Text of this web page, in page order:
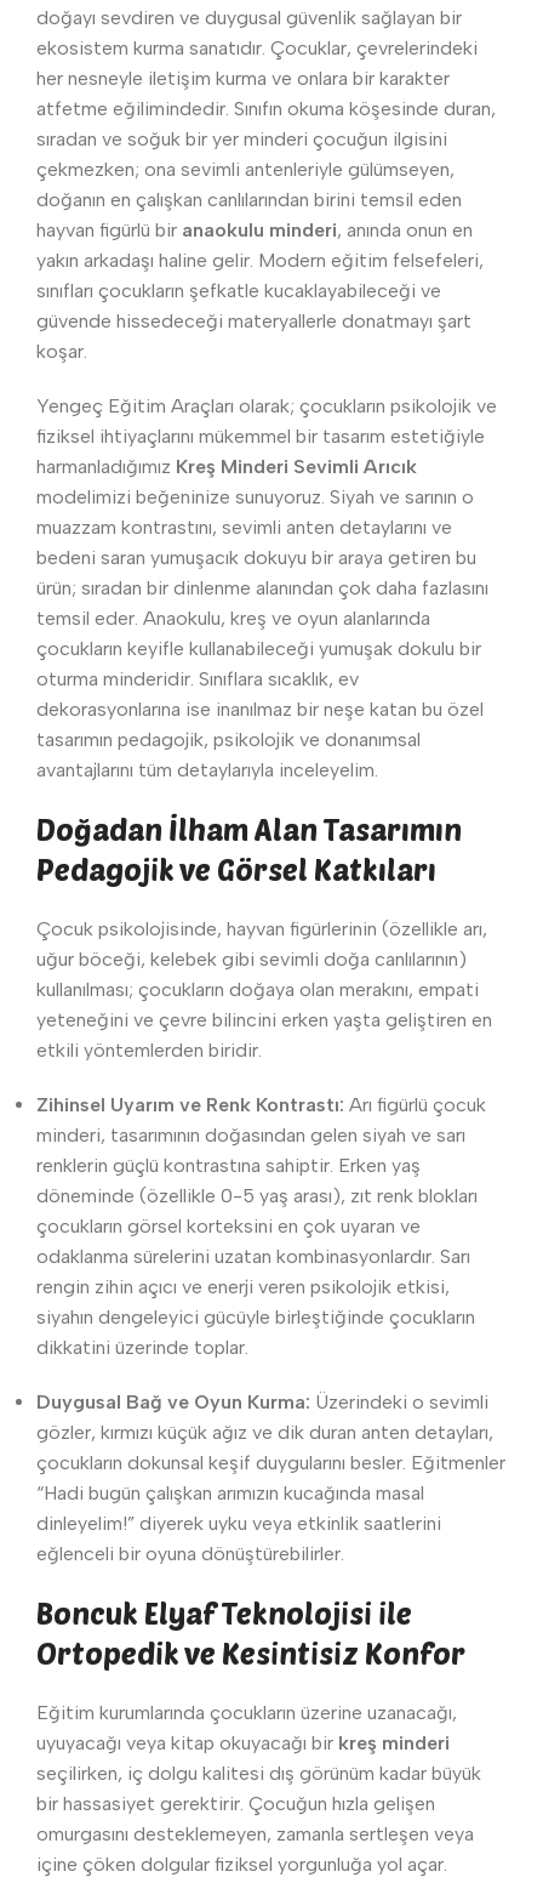
doğayı sevdiren ve duygusal güvenlik sağlayan bir
ekosistem kurma sanatıdır. Çocuklar, çevrelerindeki
her nesneyle iletişim kurma ve onlara bir karakter
atfetme eğilimindedir. Sınıfın okuma köşesinde duran,
sıradan ve soğuk bir yer minderi çocuğun ilgisini
çekmezken; ona sevimli antenleriyle gülümseyen,
doğanın en çalışkan canlılarından birini temsil eden
hayvan figürlü bir anaokulu minderi, anında onun en
yakın arkadaşı haline gelir. Modern eğitim felsefeleri,
sınıfları çocukların şefkatle kucaklayabileceği ve
güvende hissedeceği materyallerle donatmayı şart
koşar.
Yengeç Eğitim Araçları olarak; çocukların psikolojik ve
fiziksel ihtiyaçlarını mükemmel bir tasarım estetiğiyle
harmanladığımız Kreş Minderi Sevimli Arıcık
modelimizi beğeninize sunuyoruz. Siyah ve sarının o
muazzam kontrastını, sevimli anten detaylarını ve
bedeni saran yumuşacık dokuyu bir araya getiren bu
ürün; sıradan bir dinlenme alanından çok daha fazlasını
temsil eder. Anaokulu, kreş ve oyun alanlarında
çocukların keyifle kullanabileceği yumuşak dokulu bir
oturma minderidir. Sınıflara sıcaklık, ev
dekorasyonlarına ise inanılmaz bir neşe katan bu özel
tasarımın pedagojik, psikolojik ve donanımsal
avantajlarını tüm detaylarıyla inceleyelim.
Doğadan İlham Alan Tasarımın
Pedagojik ve Görsel Katkıları
Çocuk psikolojisinde, hayvan figürlerinin (özellikle arı,
uğur böceği, kelebek gibi sevimli doğa canlılarının)
kullanılması; çocukların doğaya olan merakını, empati
yeteneğini ve çevre bilincini erken yaşta geliştiren en
etkili yöntemlerden biridir.
Zihinsel Uyarım ve Renk Kontrastı: Arı figürlü çocuk
minderi, tasarımının doğasından gelen siyah ve sarı
renklerin güçlü kontrastına sahiptir. Erken yaş
döneminde (özellikle 0-5 yaş arası), zıt renk blokları
çocukların görsel korteksini en çok uyaran ve
odaklanma sürelerini uzatan kombinasyonlardır. Sarı
rengin zihin açıcı ve enerji veren psikolojik etkisi,
siyahın dengeleyici gücüyle birleştiğinde çocukların
dikkatini üzerinde toplar.
Duygusal Bağ ve Oyun Kurma: Üzerindeki o sevimli
gözler, kırmızı küçük ağız ve dik duran anten detayları,
çocukların dokunsal keşif duygularını besler. Eğitmenler
“Hadi bugün çalışkan arımızın kucağında masal
dinleyelim!” diyerek uyku veya etkinlik saatlerini
eğlenceli bir oyuna dönüştürebilirler.
Boncuk Elyaf Teknolojisi ile
Ortopedik ve Kesintisiz Konfor
Eğitim kurumlarında çocukların üzerine uzanacağı,
uyuyacağı veya kitap okuyacağı bir kreş minderi
seçilirken, iç dolgu kalitesi dış görünüm kadar büyük
bir hassasiyet gerektirir. Çocuğun hızla gelişen
omurgasını desteklemeyen, zamanla sertleşen veya
içine çöken dolgular fiziksel yorgunluğa yol açar.